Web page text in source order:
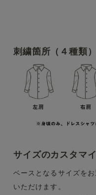
刺繍箇所（４種類）
サイズのカスタマ
ベースとなるサイズを
いただけます。